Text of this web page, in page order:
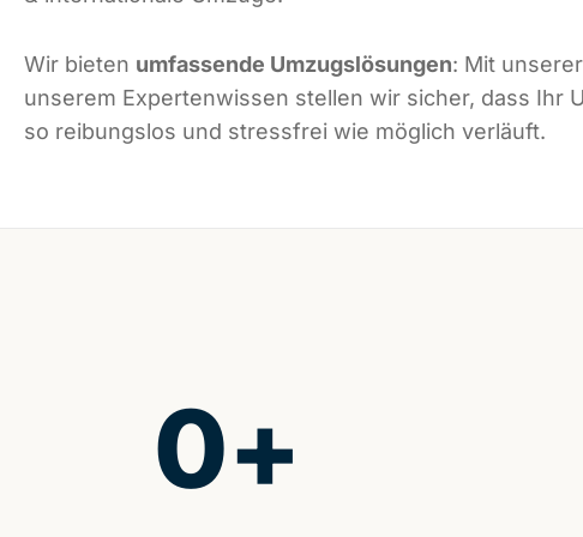
Wir bieten umfassende Umzugslösungen: Mit
unserem Expertenwissen stellen wir sicher, dass Ihr
so reibungslos und stressfrei wie möglich verläuft.
0+